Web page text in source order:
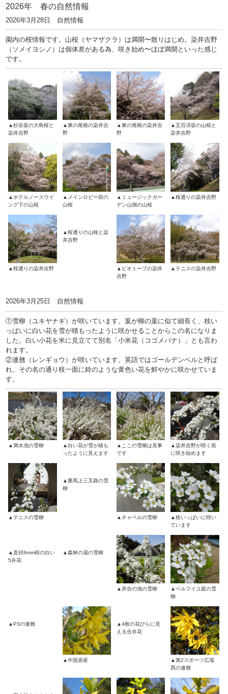
2026年 春の自然情報
2026年3月28日 自然情報
園内の桜情報です。山桜（ヤマザクラ）は満開〜散りはじめ。染井吉野
（ソメイヨシノ）は個体差がある為、咲き始め〜ほぼ満開といった感じ
です。
▲杉谷坂の大島桜と
染井吉野
▲東の尾根の染井吉
野
▲東の尾根の染井吉
野
▲五百済坂の山桜と
染井吉野
▲ホテルノースウイ
ング下の山桜
▲メインロビー前の
山桜
▲ミュージックガー
デン山側の山桜
▲桜通りの染井吉野
▲桜通りの染井吉野
▲桜通りの山桜と染
井吉野
▲ビオトープの染井
吉野
▲テニスの染井吉野
2026年3月25日 自然情報
①雪柳（ユキヤナギ）が咲いています。葉が柳の葉に似て細長く、枝い
っぱいに白い花を雪が積もったように咲かせることからこの名になりま
した。白い小花を米に見立てて別名「小米花（コゴメバナ）」とも言わ
れます。
②連翹（レンギョウ）が咲いています。英語ではゴールデンベルと呼ば
れ、その名の通り枝一面に鈴のような黄色い花を鮮やかに咲かせていま
す。
▲満水池の雪柳
▲白い花が雪が積も
ったように見えます
▲ここの雪柳は見事
です
▲染井吉野が咲く前
に咲き始めます
▲テニスの雪柳
▲乗馬上三叉路の雪
柳
▲チャペルの雪柳
▲枝いっぱいに咲い
ています
▲直径8mm程の白い
5弁花
▲森林の湯の雪柳
▲井合の池の雪柳
▲ベルフイユ庭の雪
柳
▲P3の連翹
▲中国原産
▲4枚の花びらに見
える合弁花
▲第2スポーツ広場
西の連翹